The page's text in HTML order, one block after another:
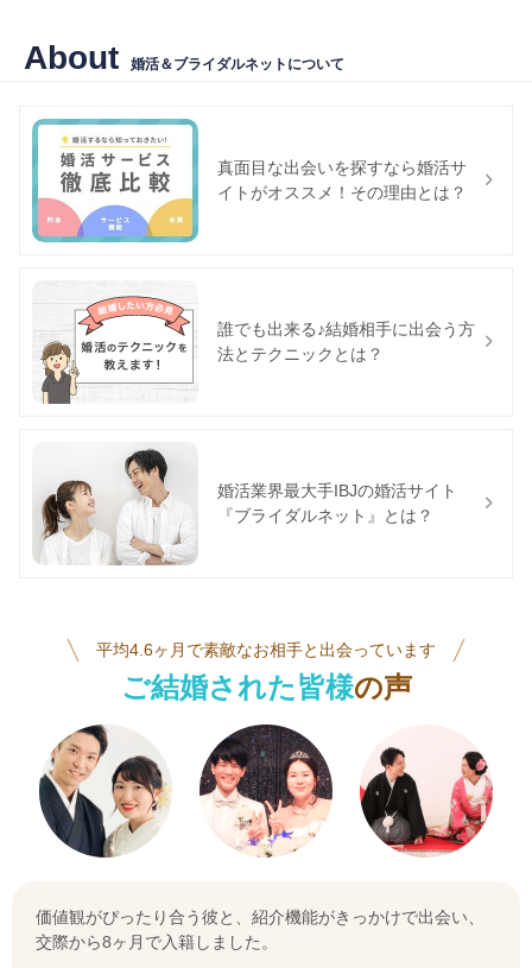
About 婚活＆ブライダルネットについて
真面目な出会いを探すなら婚活サ
イトがオススメ！その理由とは？
誰でも出来る♪結婚相手に出会う方
法とテクニックとは？
婚活業界最大手IBJの婚活サイト
『ブライダルネット』とは？
平均4.6ヶ月で素敵なお相手と出会っています
ご結婚された皆様の声
価値観がぴったり合う彼と、紹介機能がきっかけで出会い、
交際から8ヶ月で入籍しました。